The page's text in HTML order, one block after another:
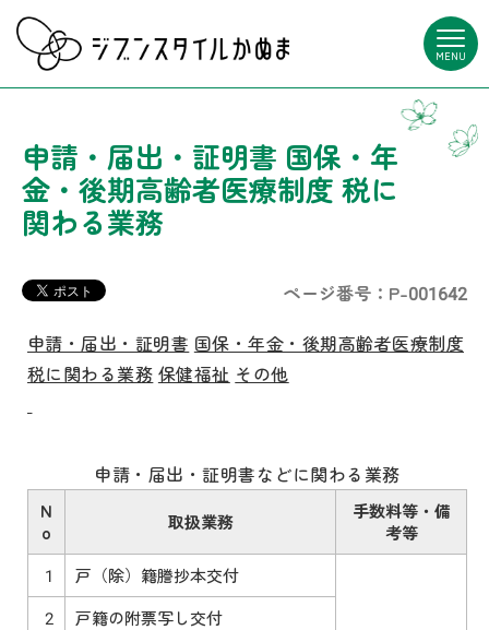
MENU
申請・届出・証明書 国保・年
金・後期高齢者医療制度 税に
関わる業務
ページ番号：P-001642
申請・届出・証明書 国保・年金・後期高齢者医療制度
税に関わる業務 保健福祉 その他
申請・届出・証明書などに関わる業務
N
o
取扱業務
手数料等・備
考等
1
戸（除）籍謄抄本交付
2
戸籍の附票写し交付